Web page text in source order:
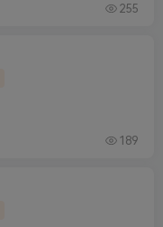
255
189